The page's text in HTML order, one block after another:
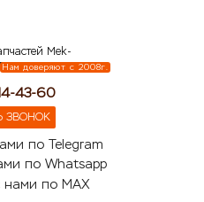
Нам доверяют с 2008г.
43-60
ЗВОНОК